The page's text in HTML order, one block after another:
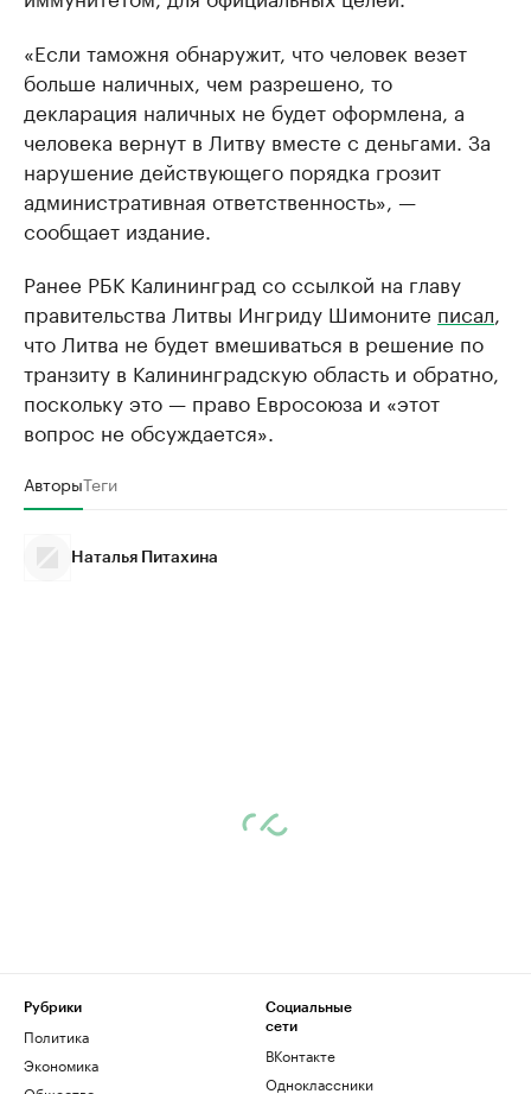
«Если таможня обнаружит, что человек везет
больше наличных, чем разрешено, то
декларация наличных не будет оформлена, а
человека вернут в Литву вместе с деньгами. За
нарушение действующего порядка грозит
административная ответственность», —
сообщает издание.
Ранее РБК Калининград со ссылкой на главу
правительства Литвы Ингриду Шимоните писал
что Литва не будет вмешиваться в решение по
транзиту в Калининградскую область и обратно,
поскольку это — право Евросоюза и «этот
вопрос не обсуждается».
АвторыТеги
Наталья Питахина
Рубрики
Политика
Экономика
Социальные
сети
ВКонтакте
Одноклассники